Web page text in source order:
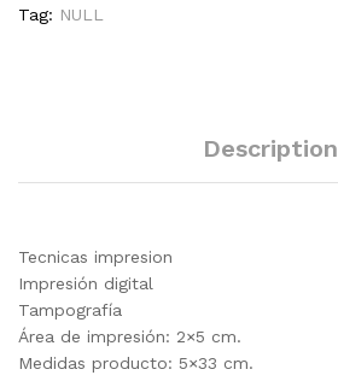
Tag: NULL
Description
Tecnicas impresion
Impresión digital
Tampografía
Área de impresión: 2×5 cm.
Medidas producto: 5×33 cm.